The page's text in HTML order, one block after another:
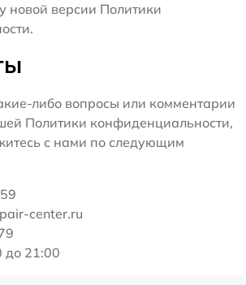
новой версии Политики
либо вопросы или комментарии
Политики конфиденциальности,
с нами по следующим
center.ru
до 21:00